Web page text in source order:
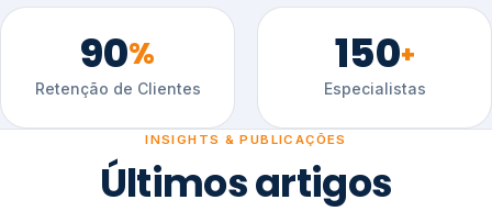
90%
Retenção de Clientes
150+
Especialistas
INSIGHTS & PUBLICAÇÕES
Últimos artigos